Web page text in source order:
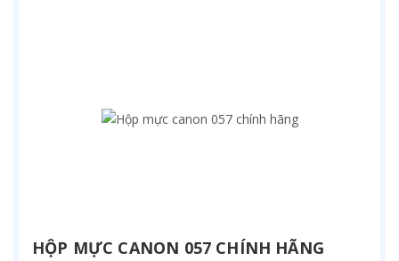
HỘP MỰC CANON 057 CHÍNH HÃNG